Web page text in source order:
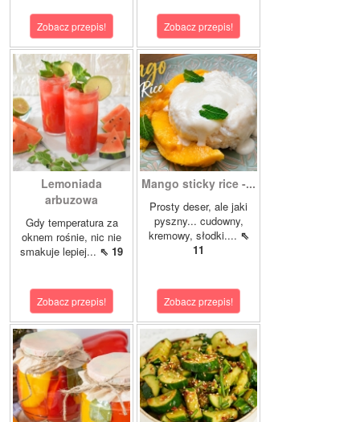
Zobacz przepis! Zobacz przepis!
Lemoniada
arbuzowa
Gdy temperatura za
oknem rośnie, nic nie
smakuje lepiej... ⇖ 19
Zobacz przepis!
Mango sticky rice -...
Prosty deser, ale jaki
pyszny... cudowny,
kremowy, słodki.... ⇖
11
Zobacz przepis!